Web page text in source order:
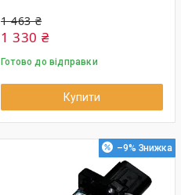
1 463 ₴
1 330 ₴
Готово до відправки
Купити
–9%